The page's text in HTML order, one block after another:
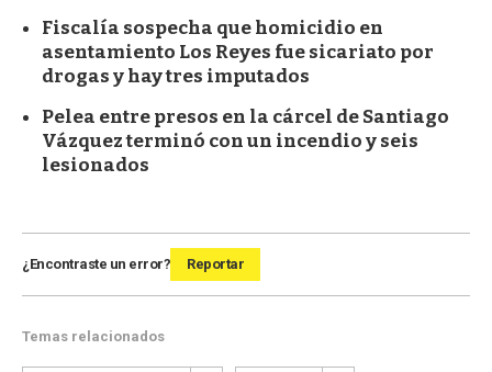
Fiscalía sospecha que homicidio en
asentamiento Los Reyes fue sicariato por
drogas y hay tres imputados
Pelea entre presos en la cárcel de Santiago
Vázquez terminó con un incendio y seis
lesionados
¿Encontraste un error? Reportar
Temas relacionados